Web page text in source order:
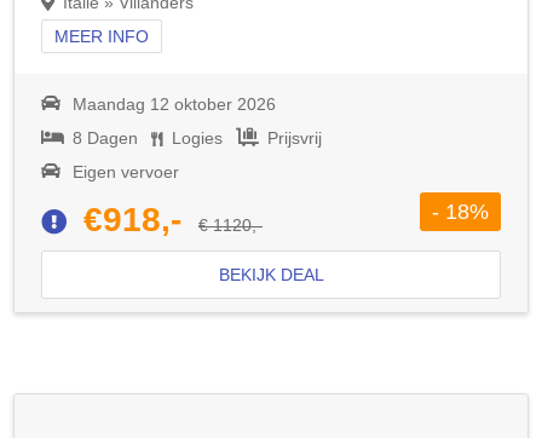
MEER INFO
Maandag 12 oktober 2026
8 Dagen
Logies
Prijsvrij
Eigen vervoer
€918,- € 1120,-
- 18%
BEKIJK DEAL